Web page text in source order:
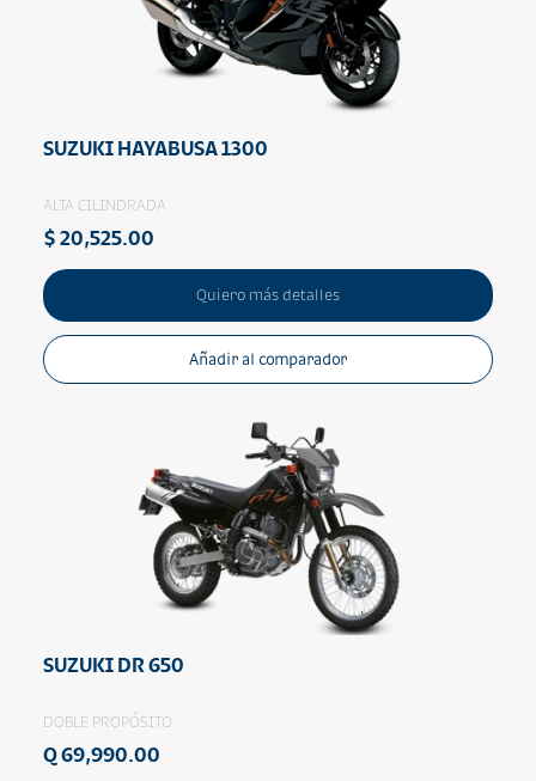
SUZUKI HAYABUSA 1300
ALTA CILINDRADA
$ 20,525.00
Quiero más detalles
Añadir al comparador
SUZUKI DR 650
DOBLE PROPÓSITO
Q 69,990.00